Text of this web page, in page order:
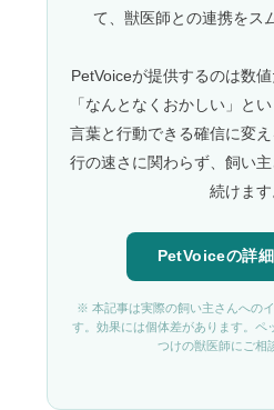
て、獣医師との連携をス
PetVoiceが提供するのは数値
「なんとなくおかしい」と
言葉と行動できる確信に変
行の速さに関わらず、飼い
続けます
PetVoiceの詳
※ 本記事は実際の飼い主さんへの
す。効果には個体差があります。ペ
つけの獣医師にご相